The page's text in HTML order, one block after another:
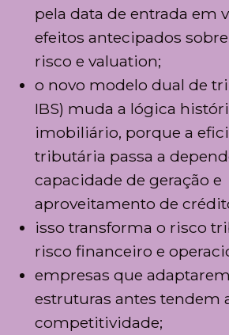
pela data de entrada em
efeitos antecipados
risco e valuation;
o novo modelo dual de
IBS) muda a lógica
imobiliário, porque a
tributária passa a
capacidade de geração e
aproveitamento de
isso transforma o risco
risco financeiro e
empresas que
estruturas antes tendem
competitividade;